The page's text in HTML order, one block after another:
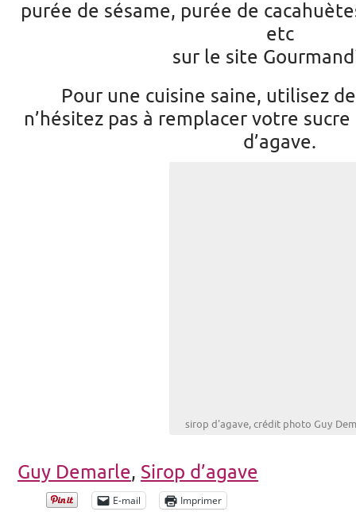
purée de sésame, purée de
etc
sur le site
Pour une cuisine saine, utilisez
n’hésitez pas à remplacer votre
d’agave.
sirop d'agave, crédit photo Guy
Guy Demarle, Sirop d’agave
E-mail Imprimer